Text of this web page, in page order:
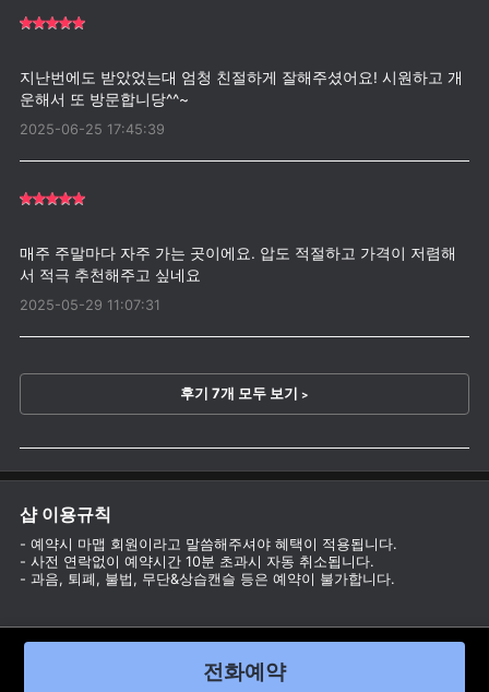
지난번에도 받았었는대 엄청 친절하게 잘해주셨어요! 시원하고 개
2025-06-25 17:45:39
매주 주말마다 자주 가는 곳이에요. 압도 적절하고 가격이 저렴해
2025-05-29 11:07:31
후기 7개 모두 보기 >
샵 이용규칙
- 예약시 마맵 회원이라고 말씀해주셔야 혜택이 적용됩니다.
- 사전 연락없이 예약시간 10분 초과시 자동 취소됩니다.
- 과음, 퇴폐, 불법, 무단&상습캔슬 등은 예약이 불가합니다.
전화예약